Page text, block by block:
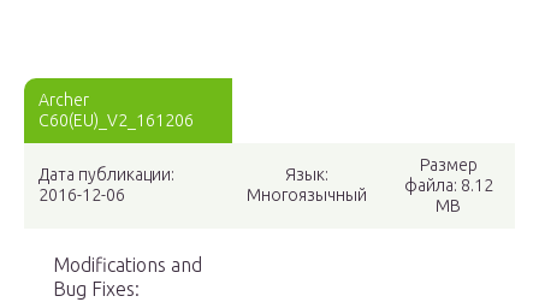
Archer
C60(EU)_V2_161206
Дата публикации:
2016-12-06
Язык:
Многоязычный
Размер
файла: 8.12
MB
Modifications and
Bug Fixes: